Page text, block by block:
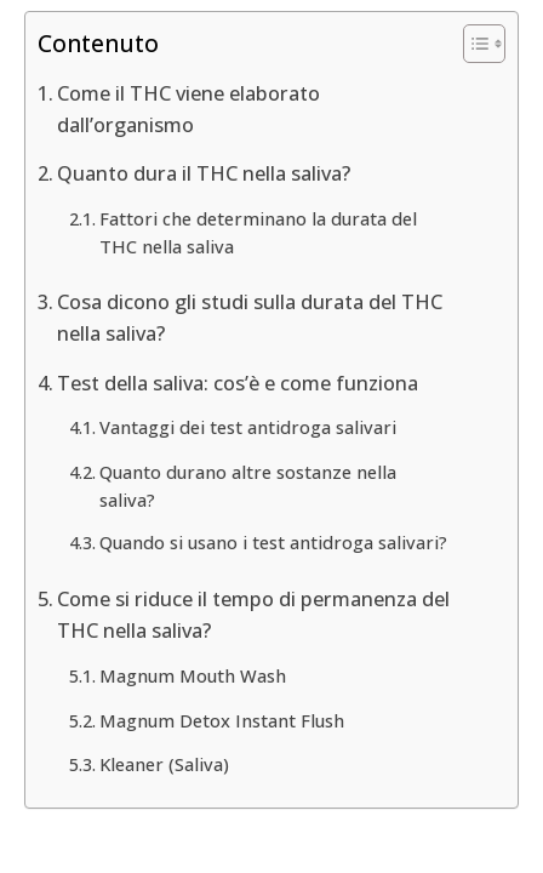
Contenuto
Come il THC viene elaborato
dall’organismo
Quanto dura il THC nella saliva?
Fattori che determinano la durata del
THC nella saliva
Cosa dicono gli studi sulla durata del THC
nella saliva?
Test della saliva: cos’è e come funziona
Vantaggi dei test antidroga salivari
Quanto durano altre sostanze nella
saliva?
Quando si usano i test antidroga salivari?
Come si riduce il tempo di permanenza del
THC nella saliva?
Magnum Mouth Wash
Magnum Detox Instant Flush
Kleaner (Saliva)